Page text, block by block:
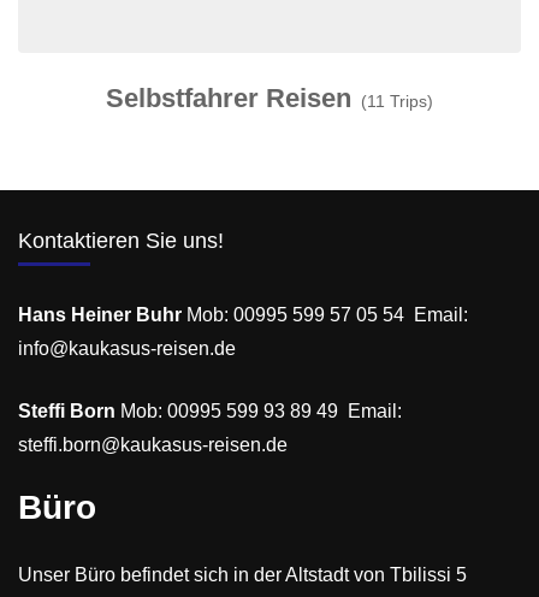
Selbstfahrer Reisen (11 Trips)
Kontaktieren Sie uns!
Hans Heiner Buhr Mob: 00995 599 57 05 54 Email:
info@kaukasus-reisen.de
Steffi Born Mob: 00995 599 93 89 49 Email:
steffi.born@kaukasus-reisen.de
Büro
Unser Büro befindet sich in der Altstadt von Tbilissi 5